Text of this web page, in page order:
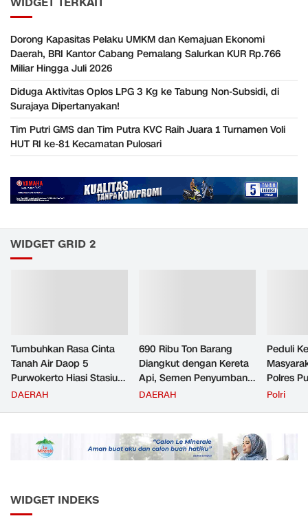
Dorong Kapasitas Pelaku UMKM dan Kemajuan Ekonomi
Daerah, BRI Kantor Cabang Pemalang Salurkan KUR Rp.766
Miliar Hingga Juli 2026
Diduga Aktivitas Oplos LPG 3 Kg ke Tabung Non-Subsidi, di
Surajaya Dipertanyakan!
Tim Putri GMS dan Tim Putra KVC Raih Juara 1 Turnamen Voli
HUT RI ke-81 Kecamatan Pulosari
WIDGET GRID 2
Tumbuhkan Rasa Cinta
Tanah Air Daop 5
Purwokerto Hiasi Stasiun
dengan Ornamen
DAERAH
690 Ribu Ton Barang
Diangkut dengan Kereta
Api, Semen Penyumbang
Volume Terbesar
Semester 1 Tahun 2026
DAERAH
Peduli
Polres
Jemput
Polri
WIDGET INDEKS